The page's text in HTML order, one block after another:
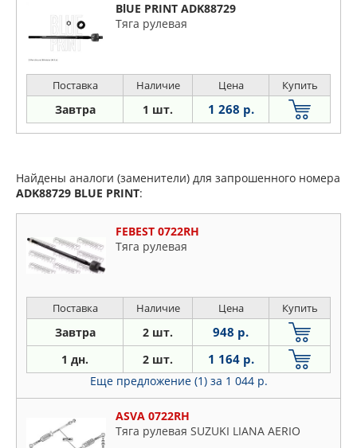
BlUE PRINT ADK88729
Тяга рулевая
Поставка Наличие Цена Купить
Завтра 1 шт. 1 268 р.
Найдены аналоги (заменители) для запрошенного номера
ADK88729 BLUE PRINT:
FEBEST 0722RH
Тяга рулевая
Поставка Наличие Цена Купить
Завтра 2 шт. 948 р.
1 дн. 2 шт. 1 164 р.
Еще предложение (1) за 1 044 р.
ASVA 0722RH
Тяга рулевая SUZUKI LIANA AERIO